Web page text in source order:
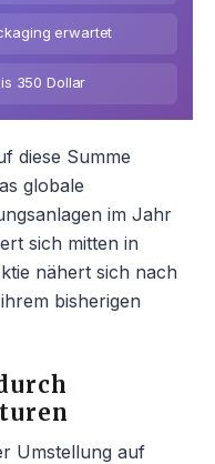
erwartet
350 Dollar
diese Summe
globale
im Jahr
sich mitten in
nähert sich nach
bisherigen
Umstellung auf